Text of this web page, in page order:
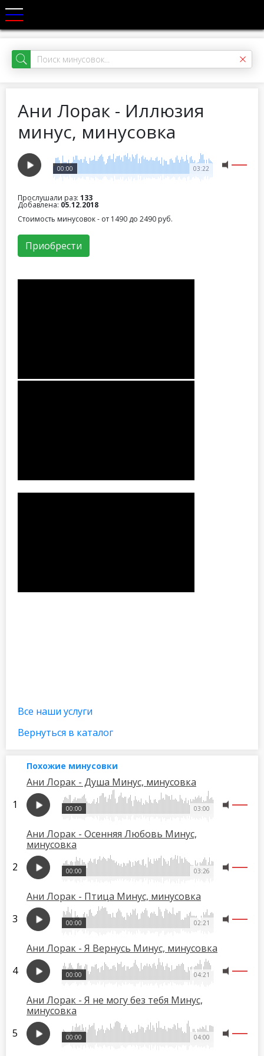
Ани Лорак - Иллюзия
минус, минусовка
03:22
00:00
Прослушали раз: 133
Добавлена: 05.12.2018
Стоимость минусовок - от 1490 до 2490 руб.
Приобрести
Все наши услуги
Вернуться в каталог
Похожие минусовки
Ани Лорак - Душа Минус, минусовка
03:00
00:00
Ани Лорак - Осенняя Любовь Минус,
минусовка
03:26
00:00
Ани Лорак - Птица Минус, минусовка
02:21
00:00
Ани Лорак - Я Вернусь Минус, минусовка
04:21
00:00
Ани Лорак - Я не могу без тебя Минус,
минусовка
04:00
00:00